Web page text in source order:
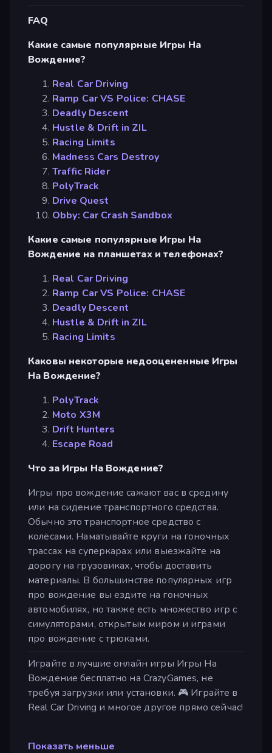
FAQ
Какие самые популярные Игры На
Вождение?
Real Car Driving
Ramp Car VS Police: CHASE
Deadly Descent
Hustle & Drift in ZIL
Racing Limits
Madness Cars Destroy
Traffic Rider
PolyTrack
Drive Quest
Obby: Car Crash Sandbox
Какие самые популярные Игры На
Вождение на планшетах и телефонах?
Real Car Driving
Ramp Car VS Police: CHASE
Deadly Descent
Hustle & Drift in ZIL
Racing Limits
Каковы некоторые недооцененные Игры
На Вождение?
PolyTrack
Moto X3M
Drift Hunters
Escape Road
Что за Игры На Вождение?
Игры про вождение сажают вас в средину
или на сидение транспортного средства.
Обычно это транспортное средство с
колёсами. Наматывайте круги на гоночных
трассах на суперкарах или выезжайте на
дорогу на грузовиках, чтобы доставить
материалы. В большинстве популярных игр
про вождение вы ездите на гоночных
автомобилях, но также есть множество игр с
симуляторами, открытым миром и играми
про вождение с трюками.
Играйте в лучшие онлайн игры Игры На
Вождение бесплатно на CrazyGames, не
требуя загрузки или установки. 🎮 Играйте в
Real Car Driving и многое другое прямо сейчас!
Показать меньше